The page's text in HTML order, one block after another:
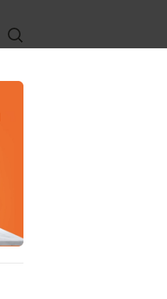
Search
for: